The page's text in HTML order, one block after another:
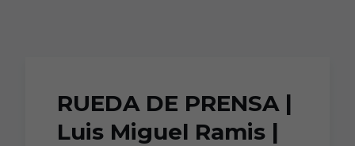
RUEDA DE PRENSA |
Luis Miguel Ramis |